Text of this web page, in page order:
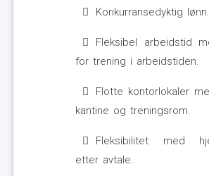
Konkurransedyktig lønn.
Fleksibel arbeidstid
for trening i arbeidstiden.
Flotte kontorlokaler
kantine og treningsrom.
Fleksibilitet med
etter avtale.